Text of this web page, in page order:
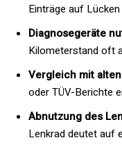
Einträge auf
Diagnosegeräte
Kilometerstand oft
Vergleich mit
oder TÜV-Berichte
Abnutzung des
Lenkrad deutet auf